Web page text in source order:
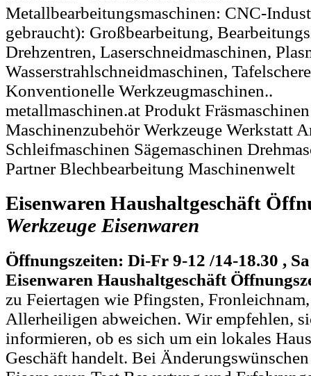
Metallbearbeitungsmaschinen: CNC-
gebraucht): Großbearbeitung,
Drehzentren, Laserschneidmaschinen,
Wasserstrahlschneidmaschinen,
Konventionelle Werkzeugmaschinen..
metallmaschinen.at Produkt
Maschinenzubehör Werkzeuge Werkstatt
Schleifmaschinen Sägemaschinen
Partner Blechbearbeitung Maschinenwelt
Eisenwaren Haushaltgeschäft
Werkzeuge Eisenwaren
Öffnungszeiten: Di-Fr 9-12 /14-18.30 ,
Eisenwaren Haushaltgeschäft
zu Feiertagen wie Pfingsten,
Allerheiligen abweichen. Wir empfehlen,
informieren, ob es sich um ein lokales
Geschäft handelt. Bei